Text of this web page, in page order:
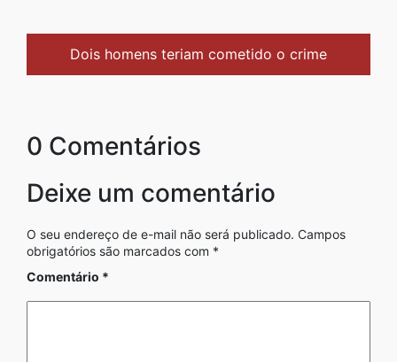
Dois homens teriam cometido o crime
0 Comentários
Deixe um comentário
O seu endereço de e-mail não será publicado. Campos
obrigatórios são marcados com *
Comentário *